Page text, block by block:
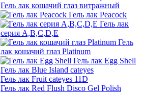
Гель лак кошачий глаз витражный
Гель лак Peacock
Гель лак
серия A,B,C,D,E
Гель
лак кошачий глаз Platinum
Гель лак Egg Shell
Гель лак Blue Island cateyes
Гель лак Fruit cateyes 11D
Гель лак Red Flush Disco Gel Polish